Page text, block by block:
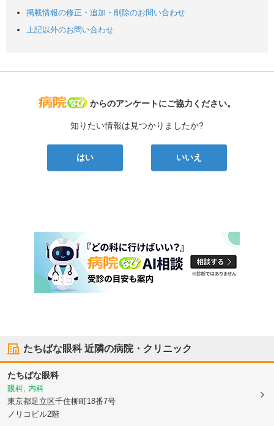
掲載情報の修正・追加・削除のお問い合わせ
上記以外のお問い合わせ
病院なび
からのアンケートにご協力ください。
知りたい情報は見つかりましたか?
はい いいえ
たちばな眼科近隣の病院・クリニック
たちばな眼科
眼科, 内科
東京都足立区千住柳町18番7号
ノリコビル2階